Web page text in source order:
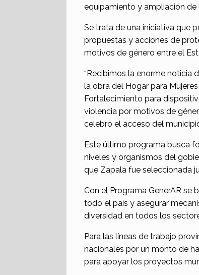
equipamiento y ampliación de
Se trata de una iniciativa que
propuestas y acciones de
motivos de género entre el
“Recibimos la enorme noticia
la obra del Hogar para
Fortalecimiento para
violencia por motivos de
celebró el acceso del
Este último programa busca
niveles y organismos del
que Zapala fue seleccionada
Con el Programa GenerAR se
todo el país y asegurar
diversidad en todos los
Para las líneas de trabajo
nacionales por un monto de
para apoyar los proyectos